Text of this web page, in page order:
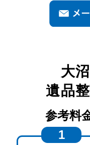
大
遺品
参考料
1